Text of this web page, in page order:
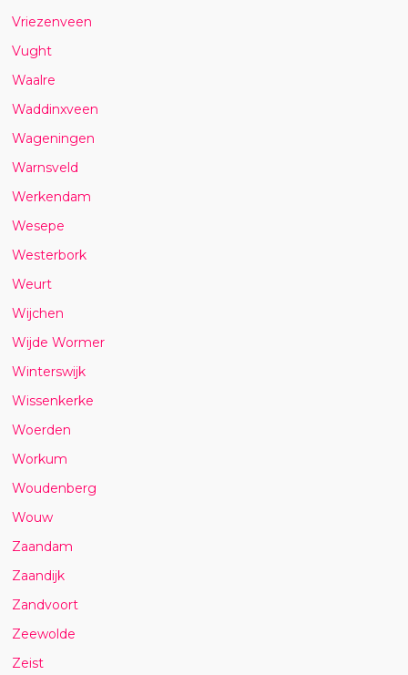
Vriezenveen
Vught
Waalre
Waddinxveen
Wageningen
Warnsveld
Werkendam
Wesepe
Westerbork
Weurt
Wijchen
Wijde Wormer
Winterswijk
Wissenkerke
Woerden
Workum
Woudenberg
Wouw
Zaandam
Zaandijk
Zandvoort
Zeewolde
Zeist